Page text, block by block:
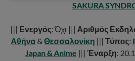
SAKURA
||| Ενεργός: Όχι ||| Αριθμός
Αθήνα& Θεσσαλονίκη ||| Τύπος:
Japan & Anime ||| Έναρξη: